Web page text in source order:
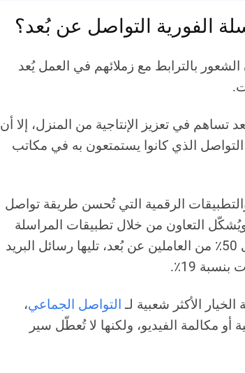
الفورية التواصل عن بُعد؟
الشعور بالترابط مع زملائهم في العمل يُعد
تساهم في تعزيز الإنتاجية من المنزل، إلا أن
الذي كانوا يستمتعون به في مكاتب
الرقمية التي تُحسن طريقة تواصل
التعاون من خلال تطبيقات المراسلة
الفورية الوسيلة الأولى للتواصل لدى 50٪ من العاملين عن بُعد، تليها رسائل البريد
الأكثر شعبية لـ التواصل الجماعي،
أو مكالمة الفيديو، ولكنها لا تُعطّل سير